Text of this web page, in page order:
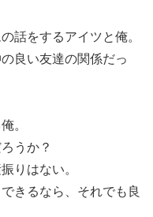
話をするアイツと俺。
良い友達の関係だっ
。
うか？
りはない。
きるなら、それでも良